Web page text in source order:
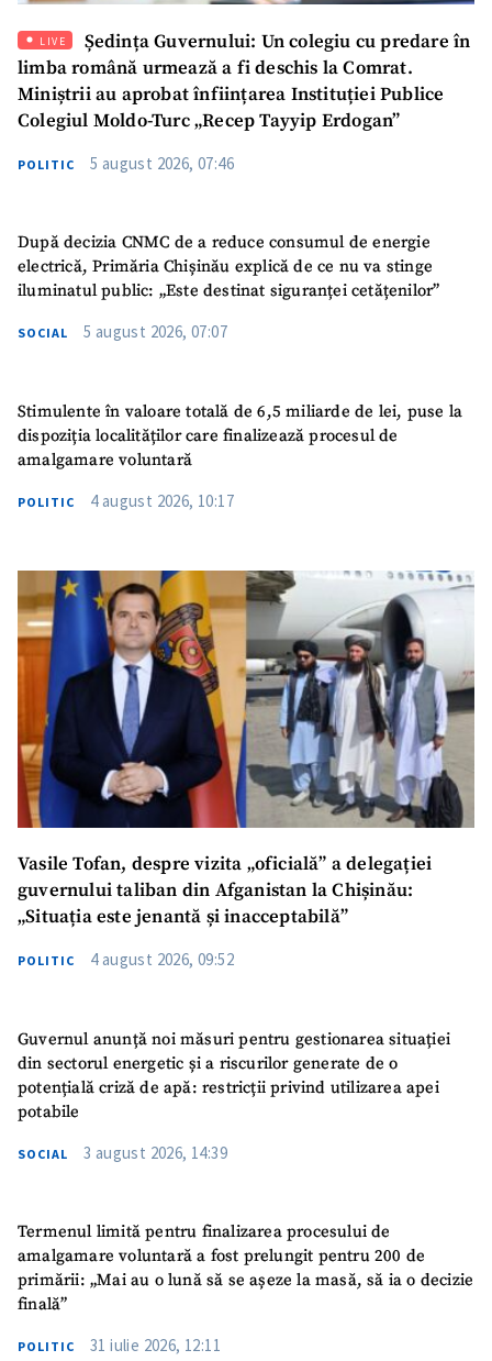
SUSȚINE
LIVE
Ședința Guvernului: Un colegiu cu predare în
limba română urmează a fi deschis la Comrat.
Miniștrii au aprobat înființarea Instituției Publice
Colegiul Moldo-Turc „Recep Tayyip Erdogan”
POLITIC 5 august 2026, 07:46
După decizia CNMC de a reduce consumul de energie
electrică, Primăria Chișinău explică de ce nu va stinge
iluminatul public: „Este destinat siguranței cetățenilor”
SOCIAL 5 august 2026, 07:07
Stimulente în valoare totală de 6,5 miliarde de lei, puse la
dispoziția localităților care finalizează procesul de
amalgamare voluntară
POLITIC 4 august 2026, 10:17
Vasile Tofan, despre vizita „oficială” a delegației
guvernului taliban din Afganistan la Chișinău:
„Situația este jenantă și inacceptabilă”
POLITIC 4 august 2026, 09:52
Guvernul anunță noi măsuri pentru gestionarea situației
din sectorul energetic și a riscurilor generate de o
potențială criză de apă: restricții privind utilizarea apei
potabile
SOCIAL 3 august 2026, 14:39
Termenul limită pentru finalizarea procesului de
amalgamare voluntară a fost prelungit pentru 200 de
primării: „Mai au o lună să se așeze la masă, să ia o decizie
finală”
POLITIC 31 iulie 2026, 12:11
Mesajul știrei
+ Mesajul știrei
CONTACT SURSĂ
Sursă anonimă
Email+ Emailul meu
Telefon
+ Telefon personal
acord cupolitica de
confidențialitate.